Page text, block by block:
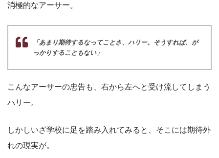
消極的なアーサー。
「あまり期待するなってことさ、ハリー。そうすれば、が
っかりすることもない」
こんなアーサーの忠告も、右から左へと受け流してしまう
ハリー。
しかしいざ学校に足を踏み入れてみると、そこには期待外
れの現実が。